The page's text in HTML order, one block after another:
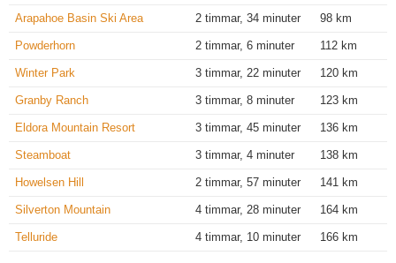
Arapahoe Basin Ski Area 2 timmar, 34 minuter 98 km
Powderhorn 2 timmar, 6 minuter 112 km
Winter Park 3 timmar, 22 minuter 120 km
Granby Ranch 3 timmar, 8 minuter 123 km
Eldora Mountain Resort 3 timmar, 45 minuter 136 km
Steamboat 3 timmar, 4 minuter 138 km
Howelsen Hill 2 timmar, 57 minuter 141 km
Silverton Mountain 4 timmar, 28 minuter 164 km
Telluride 4 timmar, 10 minuter 166 km